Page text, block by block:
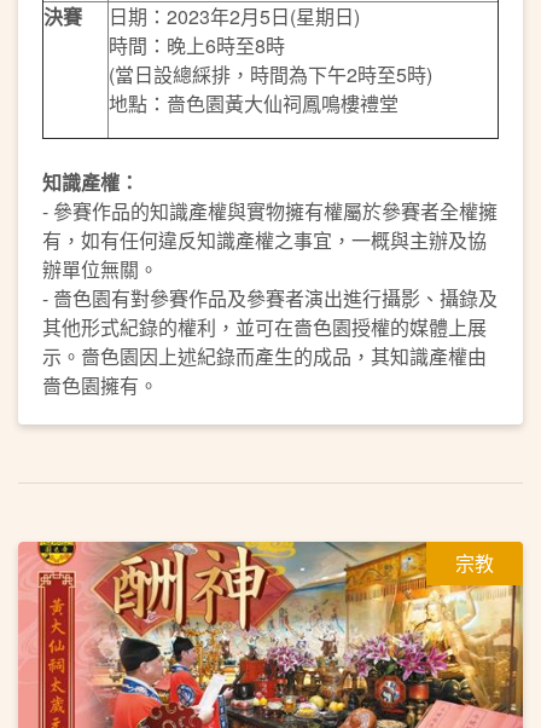
決賽
日期：2023年2月5日(星期日)
時間：晚上6時至8時
(當日設總綵排，時間為下午2時至5時)
地點：嗇色園黃大仙祠鳳鳴樓禮堂
知識產權：
- 參賽作品的知識產權與實物擁有權屬於參賽者全權擁
有，如有任何違反知識產權之事宜，一概與主辦及協
辦單位無關。
- 嗇色園有對參賽作品及參賽者演出進行攝影、攝錄及
其他形式紀錄的權利，並可在嗇色園授權的媒體上展
示。嗇色園因上述紀錄而產生的成品，其知識產權由
嗇色園擁有。
宗教